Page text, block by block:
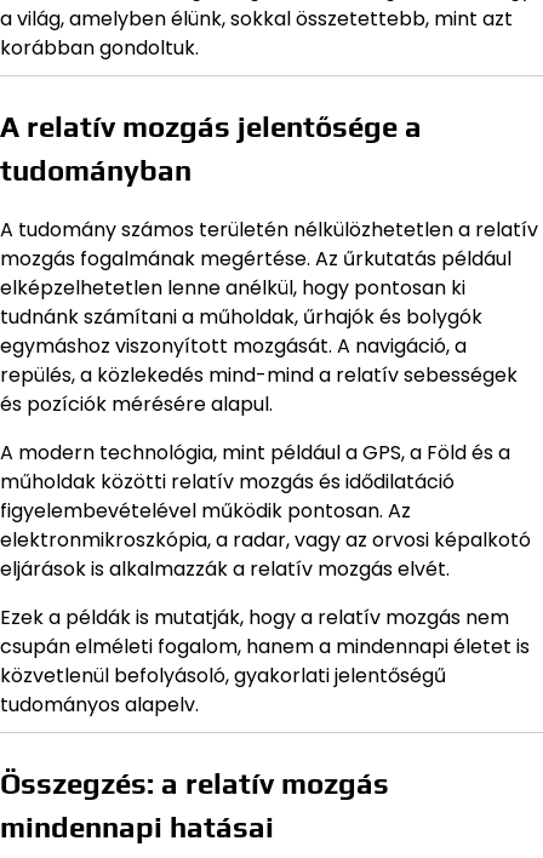
a világ, amelyben élünk, sokkal összetettebb, mint azt
korábban gondoltuk.
A relatív mozgás jelentősége a
tudományban
A tudomány számos területén nélkülözhetetlen a relatív
mozgás fogalmának megértése. Az űrkutatás például
elképzelhetetlen lenne anélkül, hogy pontosan ki
tudnánk számítani a műholdak, űrhajók és bolygók
egymáshoz viszonyított mozgását. A navigáció, a
repülés, a közlekedés mind-mind a relatív sebességek
és pozíciók mérésére alapul.
A modern technológia, mint például a GPS, a Föld és a
műholdak közötti relatív mozgás és idődilatáció
figyelembevételével működik pontosan. Az
elektronmikroszkópia, a radar, vagy az orvosi képalkotó
eljárások is alkalmazzák a relatív mozgás elvét.
Ezek a példák is mutatják, hogy a relatív mozgás nem
csupán elméleti fogalom, hanem a mindennapi életet is
közvetlenül befolyásoló, gyakorlati jelentőségű
tudományos alapelv.
Összegzés: a relatív mozgás
mindennapi hatásai